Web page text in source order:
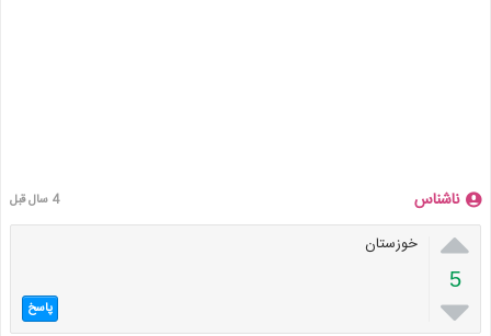
ناشناس 4 سال قبل

5

خوزستان
پاسخ